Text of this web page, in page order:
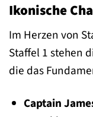
Ikonische
Im Herzen von
Staffel 1 stehen
die das
Captain